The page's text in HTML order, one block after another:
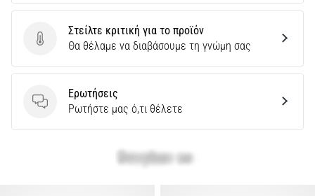
Στείλτε κριτική για το προϊόν
Στείλτε κριτική για το προϊόν
Θα θέλαμε να διαβάσουμε τη γνώμη σας
Ερωτήσεις
Ερωτήσεις
Ρωτήστε μας ό,τι θέλετε